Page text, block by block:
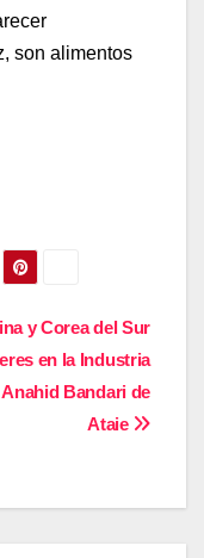
son alimentos
y Corea del Sur
en la Industria
Anahid Bandari de
Ataie